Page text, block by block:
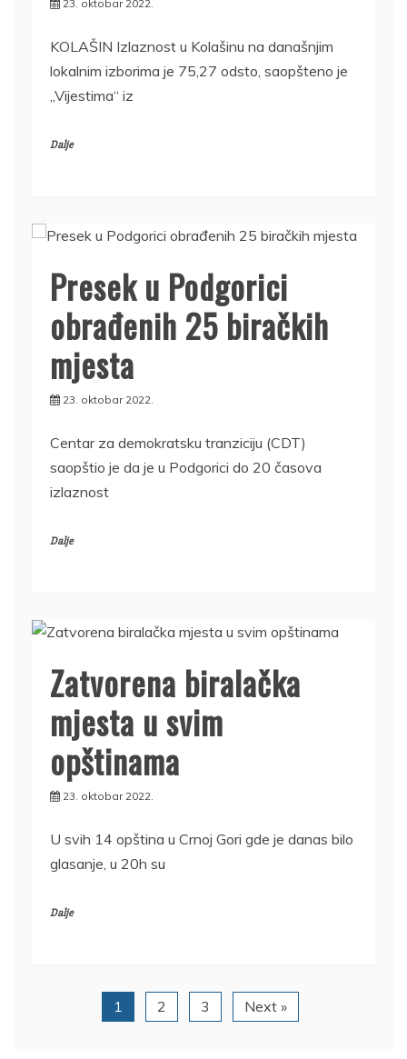
23. oktobar 2022.
KOLAŠIN Izlaznost u Kolašinu na današnjim
lokalnim izborima je 75,27 odsto, saopšteno je
„Vijestima“ iz
Dalje
Presek u Podgorici
obrađenih 25 biračkih
mjesta
23. oktobar 2022.
Centar za demokratsku tranziciju (CDT)
saopštio je da je u Podgorici do 20 časova
izlaznost
Dalje
Zatvorena biralačka
mjesta u svim
opštinama
23. oktobar 2022.
U svih 14 opština u Crnoj Gori gde je danas bilo
glasanje, u 20h su
Dalje
1 2 3 Next »